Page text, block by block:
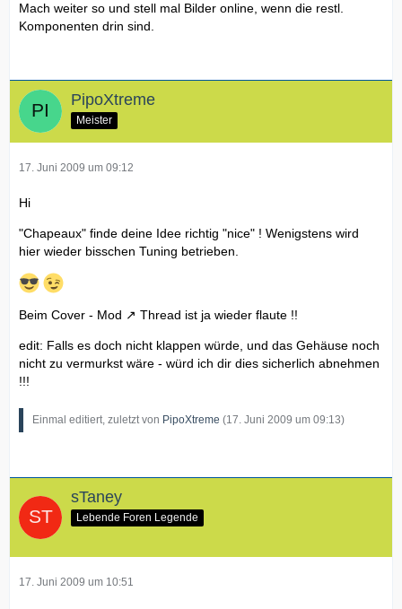
Mach weiter so und stell mal Bilder online, wenn die restl.
Komponenten drin sind.
PipoXtreme
Meister
17. Juni 2009 um 09:12
Hi
"Chapeaux" finde deine Idee richtig "nice" ! Wenigstens wird
hier wieder bisschen Tuning betrieben.
Beim Cover - Mod Thread ist ja wieder flaute !!
edit: Falls es doch nicht klappen würde, und das Gehäuse noch
nicht zu vermurkst wäre - würd ich dir dies sicherlich abnehmen
!!!
Einmal editiert, zuletzt von PipoXtreme (17. Juni 2009 um 09:13)
sTaney
Lebende Foren Legende
17. Juni 2009 um 10:51